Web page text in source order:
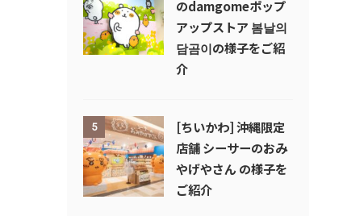
のdamgomeポップ
アップストア 봄날의
담곰이の様子をご紹
介
5
[ちいかわ] 沖縄限定
店舗 シーサーのおみ
やげやさん の様子を
ご紹介